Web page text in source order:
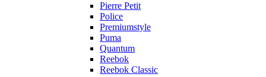
Pierre Petit
Police
Premiumstyle
Puma
Quantum
Reebok
Reebok Classic